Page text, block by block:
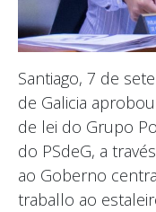
Santiago, 7 de
de Galicia
de lei do Grupo
do PSdeG, a
ao Goberno
traballo ao